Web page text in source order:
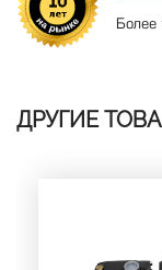
Более
ДРУГИЕ